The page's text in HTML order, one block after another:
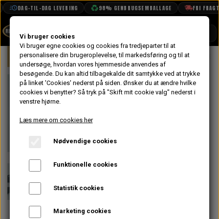
DAG-TIL-DAG LEVERING 98% GENBRUGSEMBALLAGE FRI FRAGT
BOOK TID
PROJEKTER
TEKNISK DATA
VANDPOLERING
Forside Mini Karrosseri Front
På lager
Monterings
Kødben og
Gennemføring
til Slanger til
Varmeapparat i
Motorrum
Vi bruger cookies
Vi bruger egne cookies og cookies fra tredjeparter til at
personalisere din brugeroplevelse, til markedsføring og til at
undersøge, hvordan vores hjemmeside anvendes af
besøgende. Du kan altid tilbagekalde dit samtykke ved at trykke
på linket 'Cookies' nederst på siden. Ønsker du at ændre hvilke
cookies vi benytter? Så tryk på "Skift mit cookie valg" nederst i
venstre hjørne.
Læs mere om cookies her
Nødvendige cookies
Funktionelle cookies
Statistik cookies
Marketing cookies